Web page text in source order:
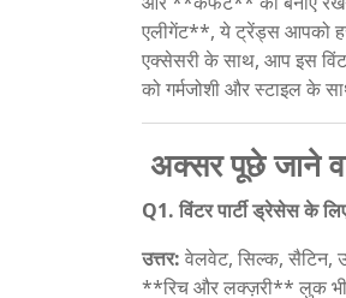
एलीगेंट**, ये ट्रेंड्स आपको
एक्सेसरी के साथ, आप इस
को गर्मजोशी और स्टाइल के
अक्सर पूछे जाने
Q1. विंटर पार्टी ड्रेसेस के
उत्तर: वेलवेट, सिल्क, सैटिन,
**रिच और लक्ज़री** लुक